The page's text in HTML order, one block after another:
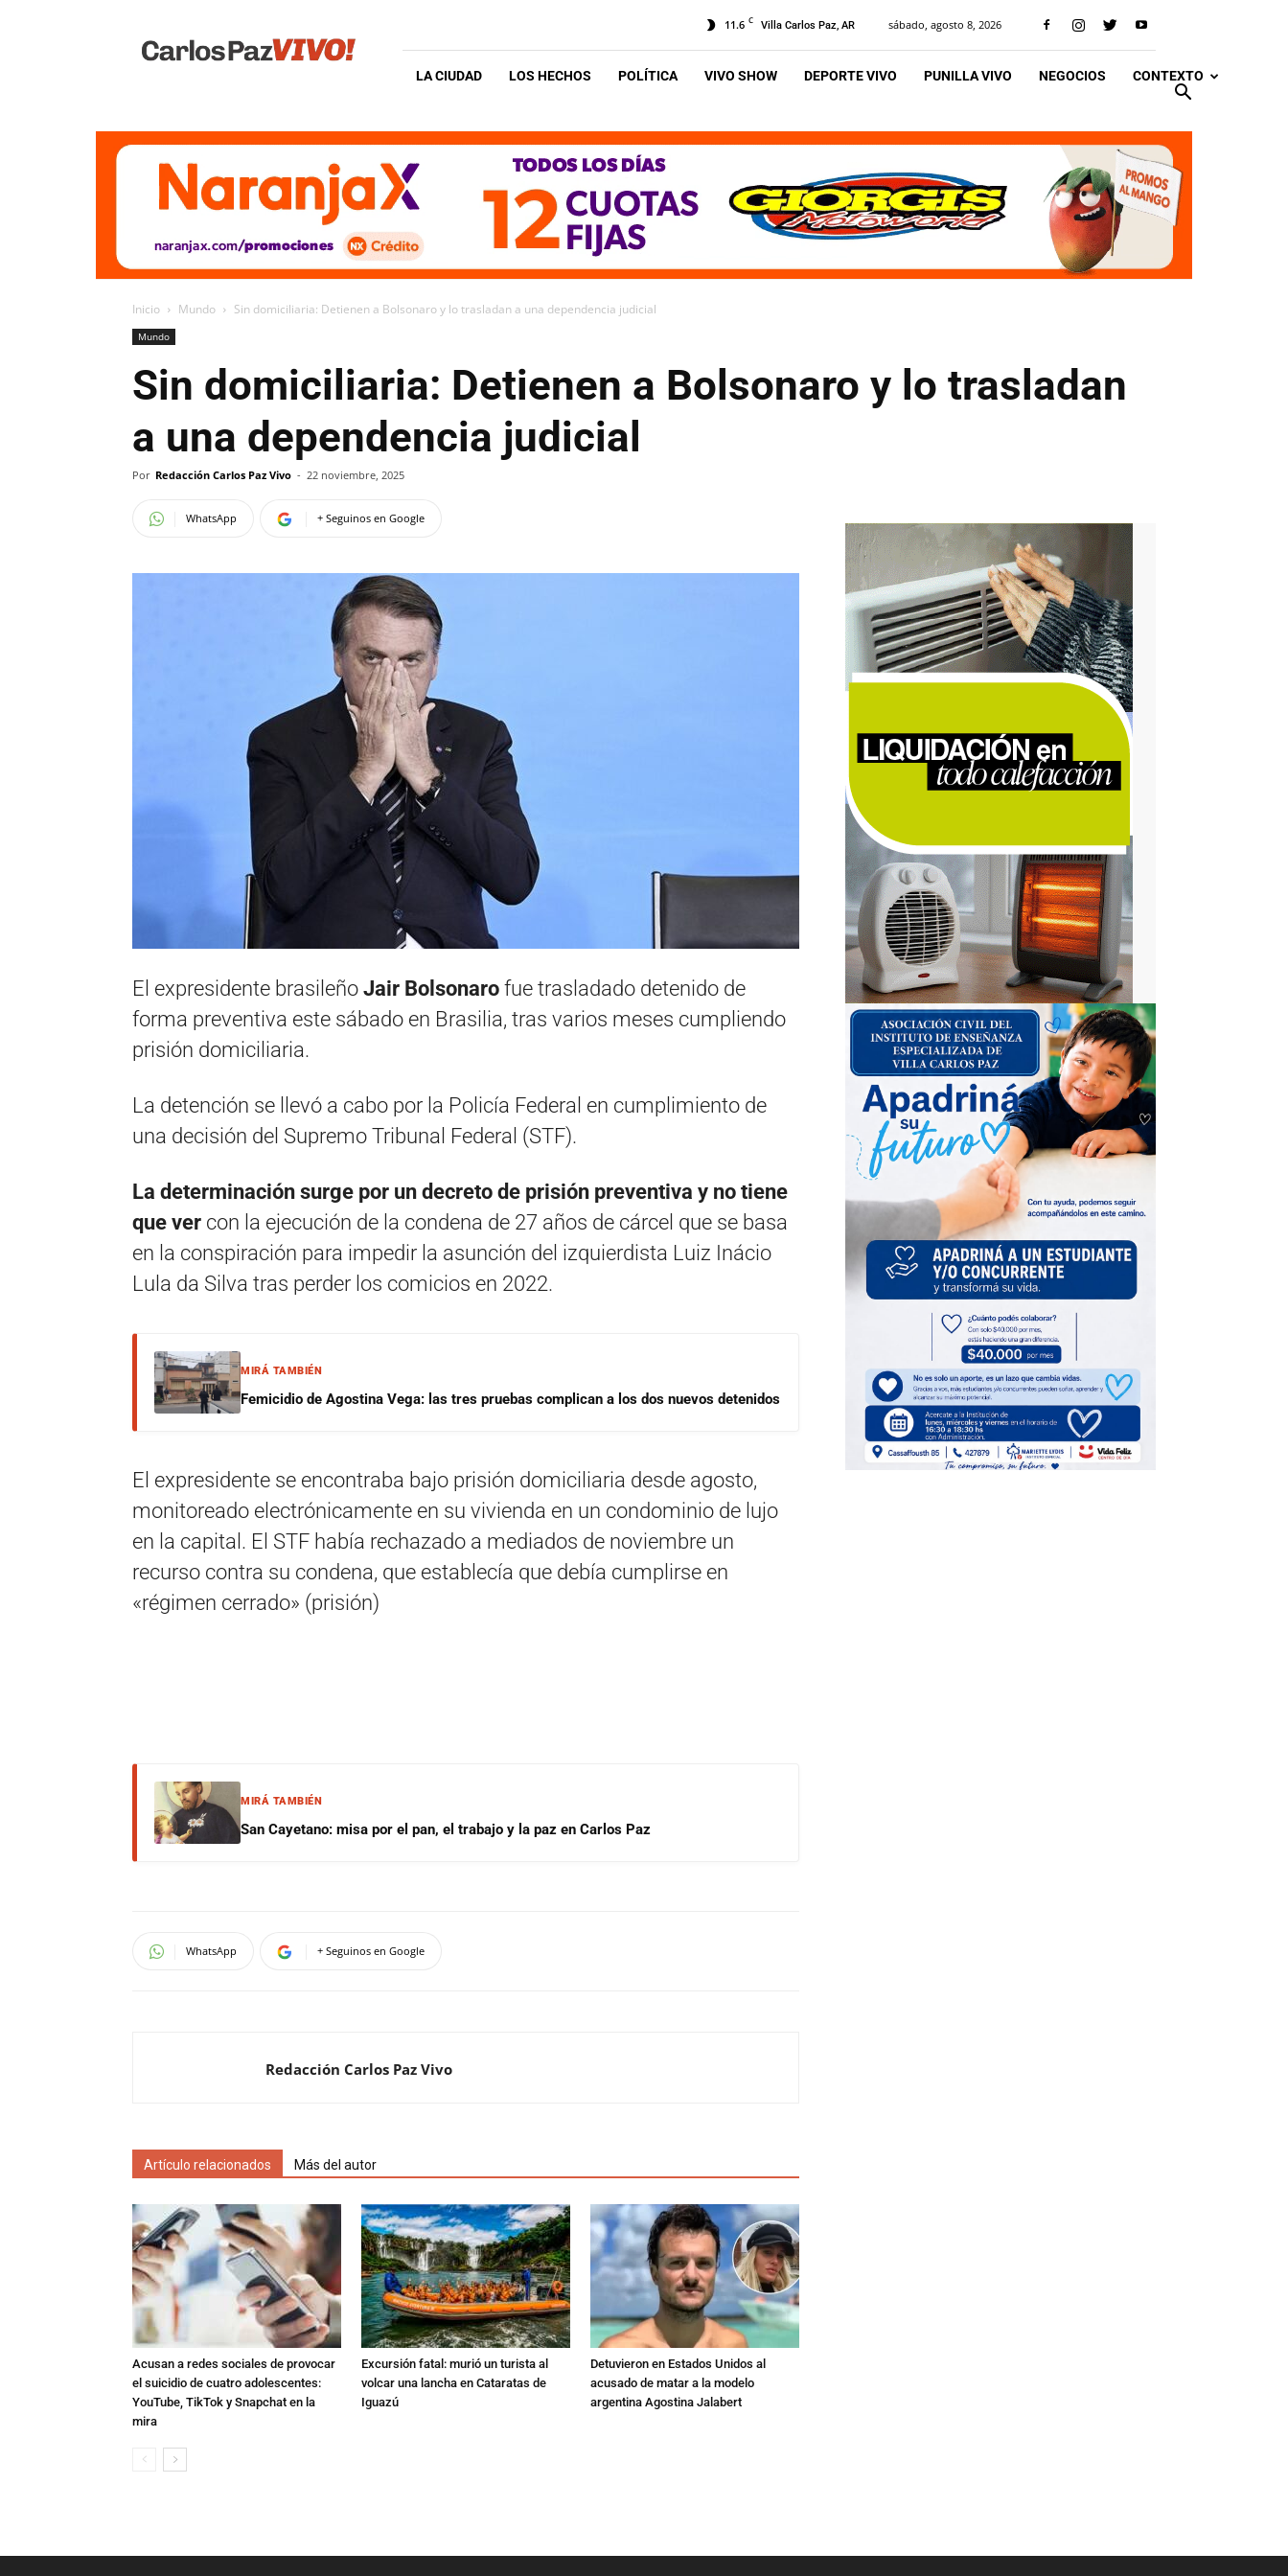
Vivo
11.6 C Villa Carlos Paz, AR sábado, agosto 8, 2026
LA CIUDAD LOS HECHOS POLÍTICA VIVO SHOW DEPORTE VIVO PUNILLA VIVO NEGOCIOS CONTEXTO
Inicio Mundo Sin domiciliaria: Detienen a Bolsonaro y lo trasladan a una dependencia judicial
Mundo
Sin domiciliaria: Detienen a Bolsonaro y lo trasladan
a una dependencia judicial
Por Redacción Carlos Paz Vivo - 22 noviembre, 2025
WhatsApp + Seguinos en Google
El expresidente brasileño Jair Bolsonaro fue trasladado detenido de
forma preventiva este sábado en Brasilia, tras varios meses cumpliendo
prisión domiciliaria.
La detención se llevó a cabo por la Policía Federal en cumplimiento de
una decisión del Supremo Tribunal Federal (STF).
La determinación surge por un decreto de prisión preventiva y no tiene
que ver con la ejecución de la condena de 27 años de cárcel que se basa
en la conspiración para impedir la asunción del izquierdista Luiz Inácio
Lula da Silva tras perder los comicios en 2022.
MIRÁ TAMBIÉN
Femicidio de Agostina Vega: las tres pruebas complican a los dos nuevos detenidos
El expresidente se encontraba bajo prisión domiciliaria desde agosto,
monitoreado electrónicamente en su vivienda en un condominio de lujo
en la capital. El STF había rechazado a mediados de noviembre un
recurso contra su condena, que establecía que debía cumplirse en
«régimen cerrado» (prisión)
MIRÁ TAMBIÉN
San Cayetano: misa por el pan, el trabajo y la paz en Carlos Paz
WhatsApp + Seguinos en Google
Redacción Carlos Paz Vivo
Artículo relacionados Más del autor
Acusan a redes sociales de provocar
el suicidio de cuatro adolescentes:
YouTube, TikTok y Snapchat en la
mira
Excursión fatal: murió un turista al
volcar una lancha en Cataratas de
Iguazú
Detuvieron en Estados Unidos al
acusado de matar a la modelo
argentina Agostina Jalabert